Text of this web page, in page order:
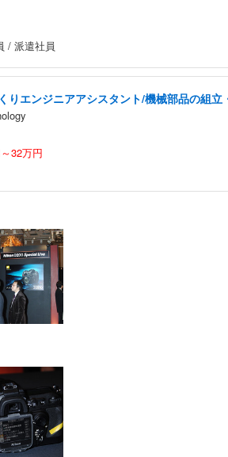
/ 派遣社員
りエンジニアアシスタント/機械部品の組立
32万円